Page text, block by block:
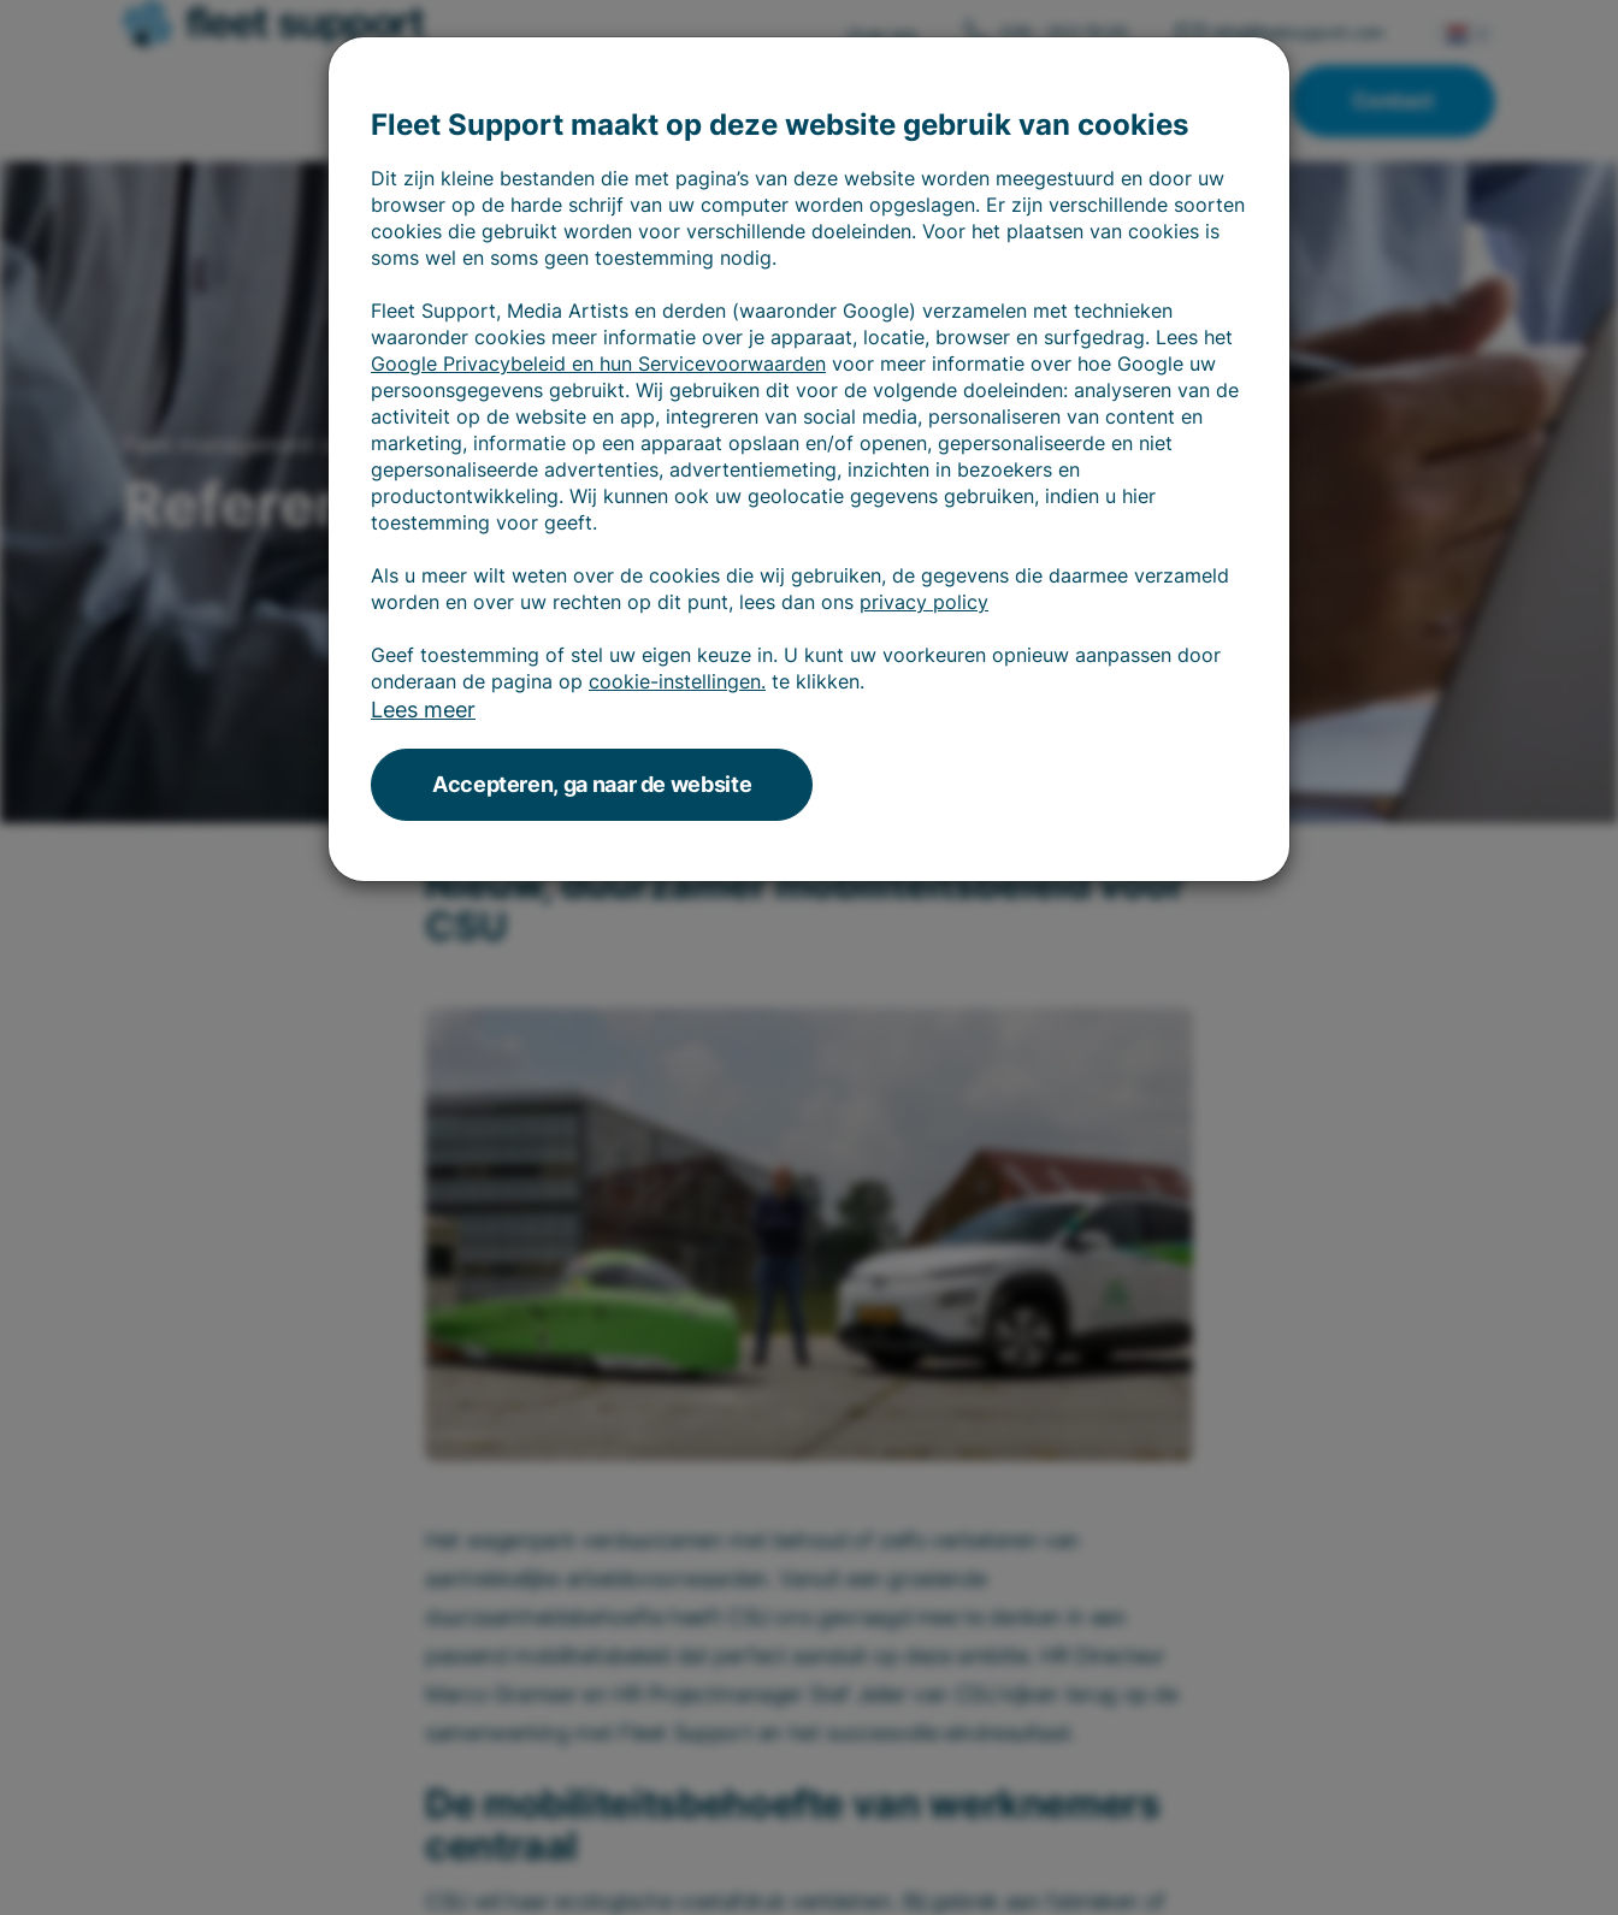
Over ons 026 - 353 76 00 info@fleetsupport.com
Contact
Fleet management vraagt om overzicht
Referenties
28.12.2022
Nieuw, duurzamer mobiliteitsbeleid voor
CSU
Het wagenpark verduurzamen met behoud of zelfs verbeteren van
aantrekkelijke arbeidsvoorwaarden. Vanuit een groeiende
duurzaamheidsbehoefte heeft CSU ons gevraagd mee te denken in een
passend mobiliteitsbeleid dat perfect aansluit op deze ambitie. HR Directeur
Marco Gramser en HR Projectmanager Stef Jelier van CSU kijken terug op de
samenwerking met Fleet Support en het succesvolle eindresultaat.
De mobiliteitsbehoefte van werknemers
centraal
CSU wil haar ecologische voetafdruk verkleinen. Bij gebrek aan fabrieken of
Fleet Support maakt op deze website gebruik van cookies
Dit zijn kleine bestanden die met pagina’s van deze website worden meegestuurd en door uw
browser op de harde schrijf van uw computer worden opgeslagen. Er zijn verschillende soorten
cookies die gebruikt worden voor verschillende doeleinden. Voor het plaatsen van cookies is
soms wel en soms geen toestemming nodig.
Fleet Support, Media Artists en derden (waaronder Google) verzamelen met technieken
waaronder cookies meer informatie over je apparaat, locatie, browser en surfgedrag. Lees het
Google Privacybeleid en hun Servicevoorwaarden voor meer informatie over hoe Google uw
persoonsgegevens gebruikt. Wij gebruiken dit voor de volgende doeleinden: analyseren van de
activiteit op de website en app, integreren van social media, personaliseren van content en
marketing, informatie op een apparaat opslaan en/of openen, gepersonaliseerde en niet
gepersonaliseerde advertenties, advertentiemeting, inzichten in bezoekers en
productontwikkeling. Wij kunnen ook uw geolocatie gegevens gebruiken, indien u hier
toestemming voor geeft.
Als u meer wilt weten over de cookies die wij gebruiken, de gegevens die daarmee verzameld
worden en over uw rechten op dit punt, lees dan ons privacy policy
Geef toestemming of stel uw eigen keuze in. U kunt uw voorkeuren opnieuw aanpassen door
onderaan de pagina op cookie-instellingen. te klikken.
Lees meer
Accepteren, ga naar de website